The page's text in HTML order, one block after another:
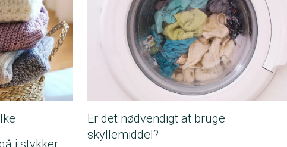
i stykker,
Er det nødvendigt at bruge
skyllemiddel?